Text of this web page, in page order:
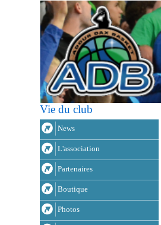
Vie du club
News
L'association
Partenaires
Boutique
Photos